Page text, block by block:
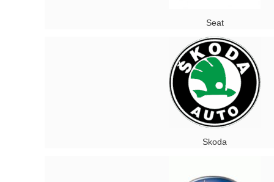
Seat
Skoda